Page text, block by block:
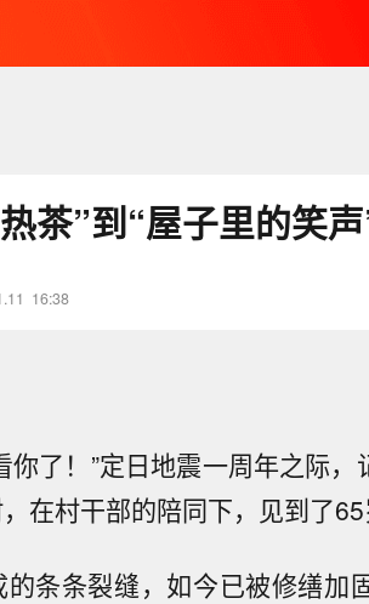
茶”到“屋子里的笑
16:38
你了！”定日地震一周年之际
在村干部的陪同下，见到了65
条条裂缝，如今已被修缮加